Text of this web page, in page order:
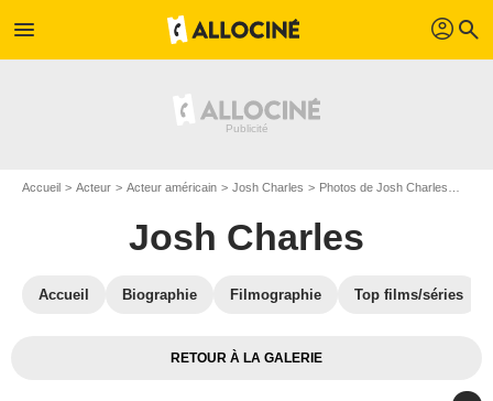
menu profil search
Accueil Acteur Acteur américain Josh Charles Photos de Josh Charles
Josh Charles
Accueil Biographie Filmographie Top films/séries
RETOUR À LA GALERIE